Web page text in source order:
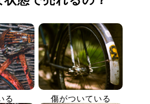
る 傷がついている